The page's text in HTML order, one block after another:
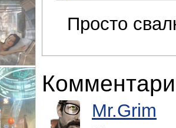
Просто
Mr.Grim